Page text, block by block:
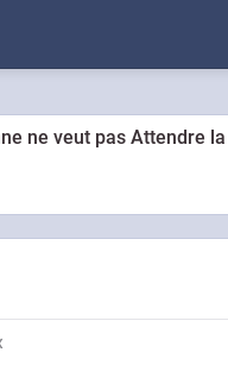
ne veut pas Attendre